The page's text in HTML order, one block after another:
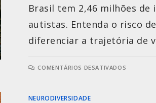
Brasil tem 2,46 milhões de
autistas. Entenda o risco
diferenciar a trajetória de
COMENTÁRIOS DESATIVADOS
NEURODIVERSIDADE